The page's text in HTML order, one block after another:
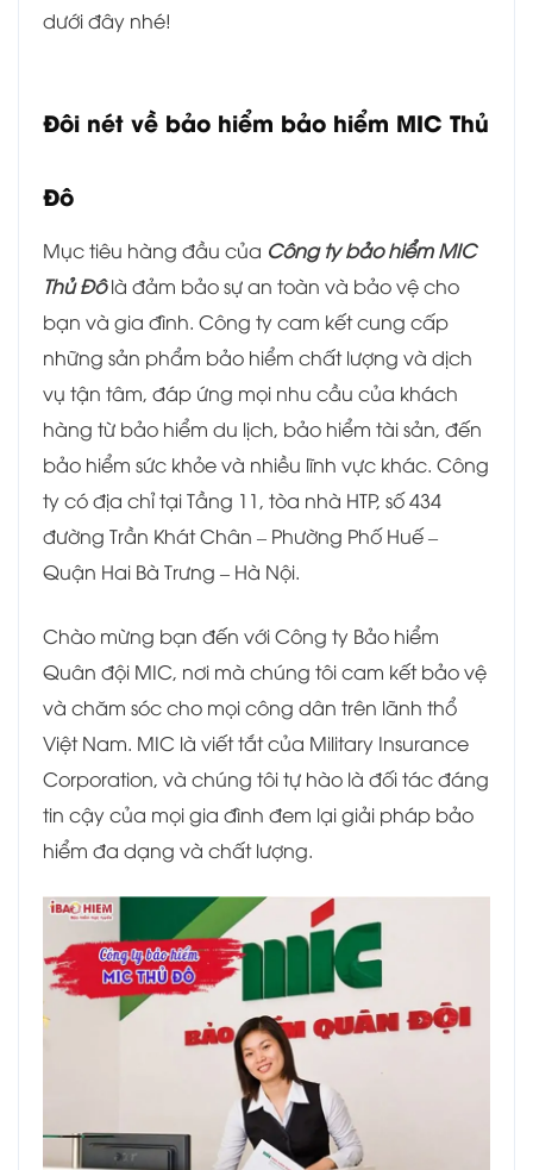
dưới đây nhé!
Đôi nét về bảo hiểm bảo hiểm MIC Thủ
Đô
Mục tiêu hàng đầu của Công ty bảo hiểm MIC
Thủ Đôlà đảm bảo sự an toàn và bảo vệ cho
bạn và gia đình. Công ty cam kết cung cấp
những sản phẩm bảo hiểm chất lượng và dịch
vụ tận tâm, đáp ứng mọi nhu cầu của khách
hàng từ bảo hiểm du lịch, bảo hiểm tài sản, đến
bảo hiểm sức khỏe và nhiều lĩnh vực khác. Công
ty có địa chỉ tại Tầng 11, tòa nhà HTP, số 434
đường Trần Khát Chân – Phường Phố Huế –
Quận Hai Bà Trưng – Hà Nội.
Chào mừng bạn đến với Công ty Bảo hiểm
Quân đội MIC, nơi mà chúng tôi cam kết bảo vệ
và chăm sóc cho mọi công dân trên lãnh thổ
Việt Nam. MIC là viết tắt của Military Insurance
Corporation, và chúng tôi tự hào là đối tác đáng
tin cậy của mọi gia đình đem lại giải pháp bảo
hiểm đa dạng và chất lượng.